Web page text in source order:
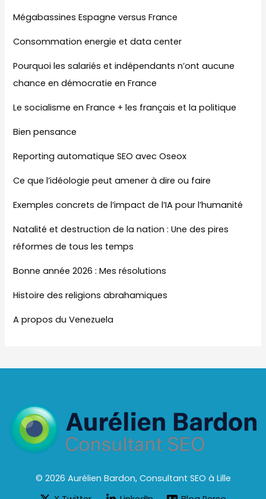
Mégabassines Espagne versus France
Consommation energie et data center
Pourquoi les salariés et indépendants n’ont aucune
chance en démocratie en France
Le socialisme en France + les français et la politique
Bien pensance
Reporting automatique SEO avec Oseox
Ce que l’idéologie peut amener à dire ou faire
Exemples concrets de l’impact de l’IA pour l’humanité
Natalité et destruction de la nation : Une des pires
réformes de tous les temps
Bonne année 2026 : Mes résolutions
Histoire des religions abrahamiques
A propos du Venezuela
© 2026 Aurélien Bardon, Consultant SEO à Lille